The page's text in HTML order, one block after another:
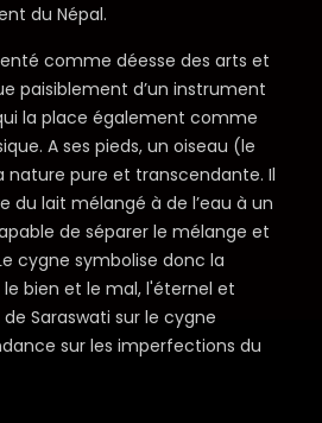
du Népal.
comme déesse des arts et
paisiblement d’un instrument
la place également comme
A ses pieds, un oiseau (le
nature pure et transcendante. Il
du lait mélangé à de l’eau à un
de séparer le mélange et
cygne symbolise donc la
bien et le mal, l'éternel et
Saraswati sur le cygne
sur les imperfections du